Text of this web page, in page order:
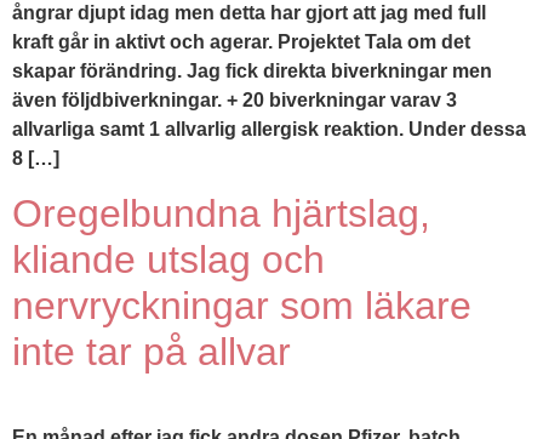
ångrar djupt idag men detta har gjort att jag med full
kraft går in aktivt och agerar. Projektet Tala om det
skapar förändring. Jag fick direkta biverkningar men
även följdbiverkningar. + 20 biverkningar varav 3
allvarliga samt 1 allvarlig allergisk reaktion. Under dessa
8 […]
Oregelbundna hjärtslag,
kliande utslag och
nervryckningar som läkare
inte tar på allvar